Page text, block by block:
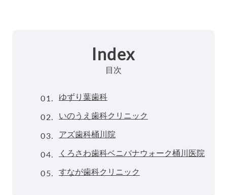
Index
目次
01. ゆずり葉歯科
02. いのうえ歯科クリニック
03. アズ歯科桶川院
04. くろさわ歯科ベニバナウォーク桶川医院
05. すなが歯科クリニック